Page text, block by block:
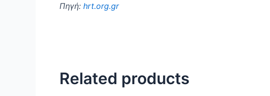
Πηγή: hrt.org.gr
Related products